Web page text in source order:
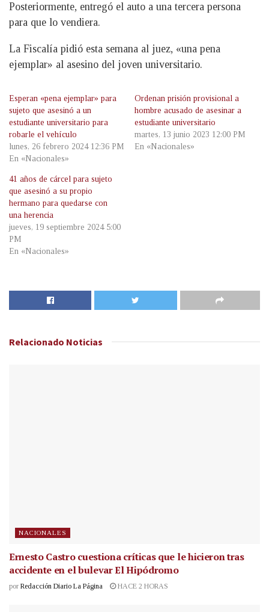
Posteriormente, entregó el auto a una tercera persona
para que lo vendiera.
La Fiscalía pidió esta semana al juez, «una pena
ejemplar» al asesino del joven universitario.
Esperan «pena ejemplar» para
sujeto que asesinó a un
estudiante universitario para
robarle el vehículo
lunes, 26 febrero 2024 12:36 PM
En «Nacionales»
Ordenan prisión provisional a
hombre acusado de asesinar a
estudiante universitario
martes, 13 junio 2023 12:00 PM
En «Nacionales»
41 años de cárcel para sujeto
que asesinó a su propio
hermano para quedarse con
una herencia
jueves, 19 septiembre 2024 5:00
PM
En «Nacionales»
Relacionado Noticias
NACIONALES
Ernesto Castro cuestiona críticas que le hicieron tras
accidente en el bulevar El Hipódromo
por Redacción Diario La Página HACE 2 HORAS